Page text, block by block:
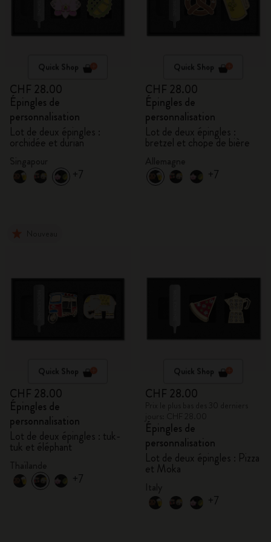
Quick Shop
CHF 28.00
Épingles de
personnalisation
Lot de deux épingles :
orchidée et durian
+7
Quick Shop
CHF 28.00
Épingles de
personnalisation
Lot de deux épingles :
bretzel et chope de bière
+7
Quick Shop
CHF 28.00
Épingles de
personnalisation
Lot de deux épingles : tuk-
tuk et éléphant
+7
Quick Shop
CHF 28.00
Épingles de
personnalisation
Lot de deux épingles : Pizza
et Moka
+7